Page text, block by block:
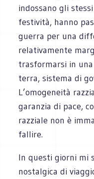
indossano gli
festività, hanno
guerra per una
relativamente
trasformarsi in
terra, sistema di
L’omogeneità
garanzia di pace,
razziale non è
fallire.
In questi giorni mi
nostalgica di